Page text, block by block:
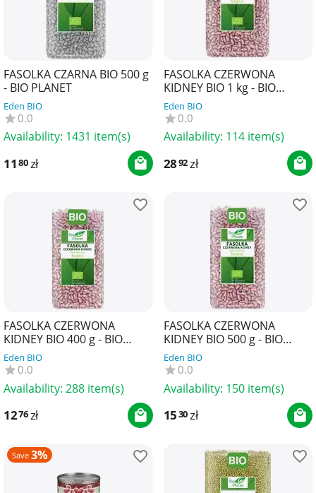
FASOLKA CZARNA BIO 500 g
- BIO PLANET
Eden BIO
0.0
Availability: 1431 item(s)
11 80zł
FASOLKA CZERWONA
KIDNEY BIO 1 kg - BIO
PLANET
Eden BIO
0.0
Availability: 114 item(s)
2892zł
FASOLKA CZERWONA
KIDNEY BIO 400 g - BIO
PLANET
Eden BIO
0.0
Availability: 288 item(s)
1276zł
FASOLKA CZERWONA
KIDNEY BIO 500 g - BIO
PLANET
Eden BIO
0.0
Availability: 150 item(s)
1530zł
Save 3%